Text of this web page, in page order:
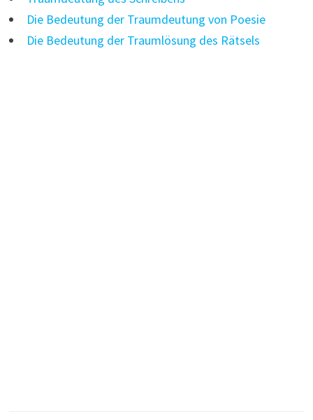
Die Bedeutung der Traumdeutung von Poesie
Die Bedeutung der Traumlösung des Rätsels